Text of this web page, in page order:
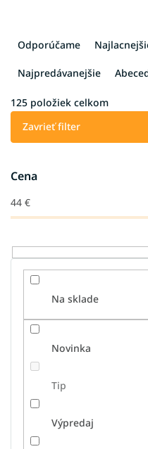
a
i
e
d
u
k
o
v
Odporúčame
Najpredávanejšie
125 položiek celkom
Zavrieť filter
Cena
44 €
Na sklade
Novinka
Tip
Výpredaj